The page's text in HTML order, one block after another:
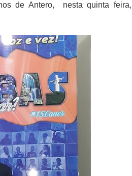
de Antero, nesta quinta feira,